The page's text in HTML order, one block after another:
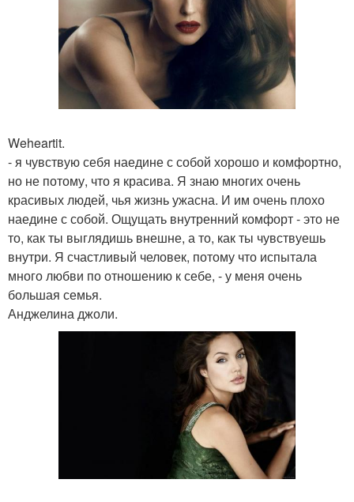
Weheartit.
- я чувствую себя наедине с собой хорошо и комфортно,
но не потому, что я красива. Я знаю многих очень
красивых людей, чья жизнь ужасна. И им очень плохо
наедине с собой. Ощущать внутренний комфорт - это не
то, как ты выглядишь внешне, а то, как ты чувствуешь
внутри. Я счастливый человек, потому что испытала
много любви по отношению к себе, - у меня очень
большая семья.
Анджелина джоли.